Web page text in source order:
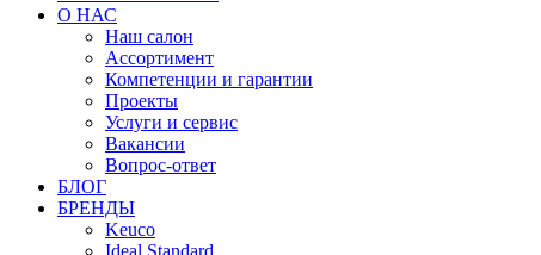
О НАС
Наш салон
Ассортимент
Компетенции и гарантии
Проекты
Услуги и сервис
Вакансии
Вопрос-ответ
БЛОГ
БРЕНДЫ
Keuco
Ideal Standard